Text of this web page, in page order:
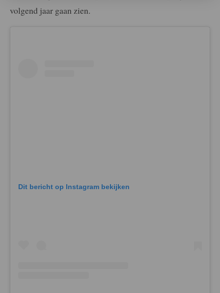
volgend jaar gaan zien.
Dit bericht op Instagram bekijken